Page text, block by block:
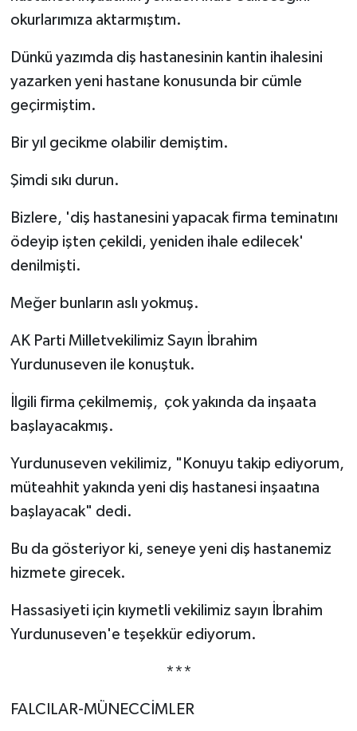
okurlarımıza aktarmıştım.
Dünkü yazımda diş hastanesinin kantin ihalesini
yazarken yeni hastane konusunda bir cümle
geçirmiştim.
Bir yıl gecikme olabilir demiştim.
Şimdi sıkı durun.
Bizlere, 'diş hastanesini yapacak firma teminatını
ödeyip işten çekildi, yeniden ihale edilecek'
denilmişti.
Meğer bunların aslı yokmuş.
AK Parti Milletvekilimiz Sayın İbrahim
Yurdunuseven ile konuştuk.
İlgili firma çekilmemiş, çok yakında da inşaata
başlayacakmış.
Yurdunuseven vekilimiz, "Konuyu takip ediyorum,
müteahhit yakında yeni diş hastanesi inşaatına
başlayacak" dedi.
Bu da gösteriyor ki, seneye yeni diş hastanemiz
hizmete girecek.
Hassasiyeti için kıymetli vekilimiz sayın İbrahim
Yurdunuseven'e teşekkür ediyorum.
***
FALCILAR-MÜNECCİMLER